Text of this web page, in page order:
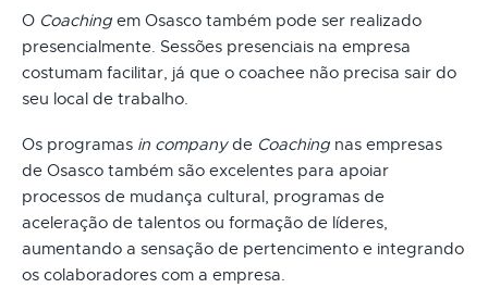
O Coaching em Osasco também pode ser realizado
presencialmente. Sessões presenciais na empresa
costumam facilitar, já que o coachee não precisa sair do
seu local de trabalho.
Os programas in companyde Coaching nas empresas
de Osasco também são excelentes para apoiar
processos de mudança cultural, programas de
aceleração de talentos ou formação de líderes,
aumentando a sensação de pertencimento e integrando
os colaboradores com a empresa.